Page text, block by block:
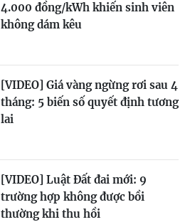
4.000 đồng/kWh khiến sinh viên
không dám kêu
[VIDEO] Giá vàng ngừng rơi sau 4
tháng: 5 biến số quyết định tương
lai
[VIDEO] Luật Đất đai mới: 9
trường hợp không được bồi
thường khi thu hồi